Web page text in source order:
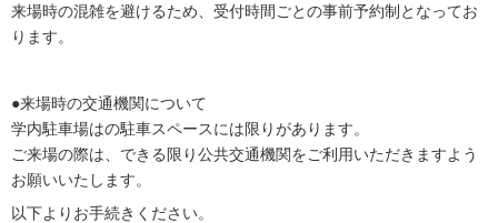
来場時の混雑を避けるため、受付時間ごとの事前予約制となってお
ります。
●来場時の交通機関について
学内駐車場はの駐車スペースには限りがあります。
ご来場の際は、できる限り公共交通機関をご利用いただきますよう
お願いいたします。
以下よりお手続きください。